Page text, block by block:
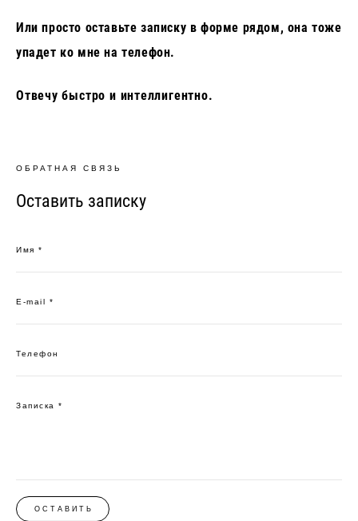
Или просто оставьте записку в форме рядом, она тоже
упадет ко мне на телефон.
Отвечу быстро и интеллигентно.
ОБРАТНАЯ СВЯЗЬ
Оставить записку
Имя *
E-mail *
Телефон
Записка *
ОСТАВИТЬ